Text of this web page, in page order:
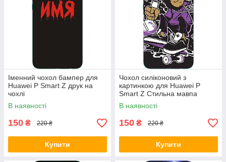
Іменний чохол бампер для
Huawei P Smart Z друк на
чохлі
В наявності
150 ₴ 220 ₴
Купити
Чохол силіконовий з
картинкою для Huawei P
Smart Z Стильна мавпа
В наявності
150 ₴ 220 ₴
Купити